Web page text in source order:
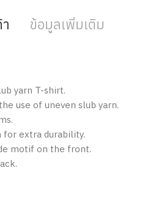
ข้อมูลเพิ่มเติม
yarn T-shirt.
use of uneven slub yarn.
for extra durability.
motif on the front.